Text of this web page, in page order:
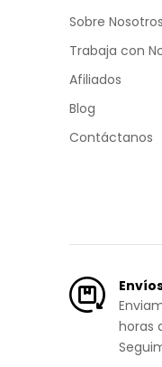
Sobre Nosotros
Trabaja con
Afiliados
Blog
Contáctanos
horas